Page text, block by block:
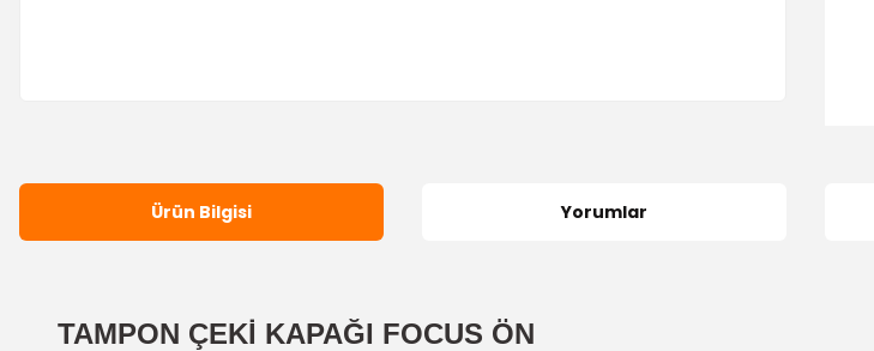
Ürün Bilgisi Yorumlar
TAMPON ÇEKİ KAPAĞI FOCUS ÖN